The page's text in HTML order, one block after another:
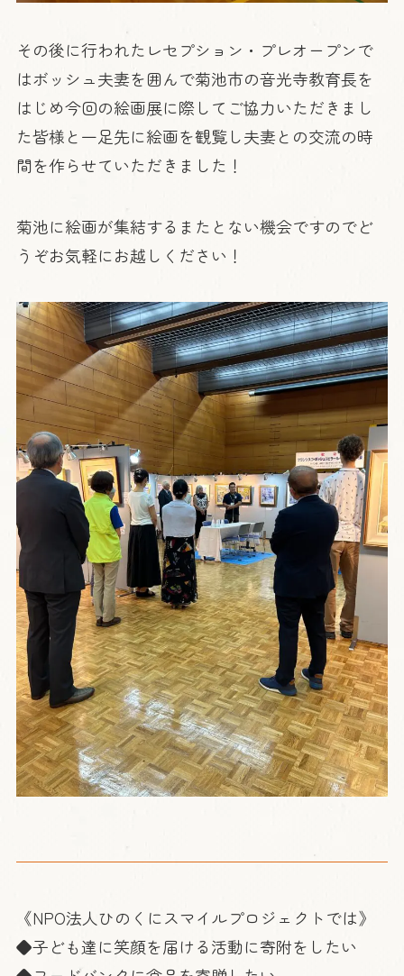
その後に行われたレセプション・プレオープンで
はボッシュ夫妻を囲んで菊池市の音光寺教育長を
はじめ今回の絵画展に際してご協力いただきまし
た皆様と一足先に絵画を観覧し夫妻との交流の時
間を作らせていただきました！
菊池に絵画が集結するまたとない機会ですのでど
うぞお気軽にお越しください！
《NPO法人ひのくにスマイルプロジェクトでは》
◆子ども達に笑顔を届ける活動に寄附をしたい